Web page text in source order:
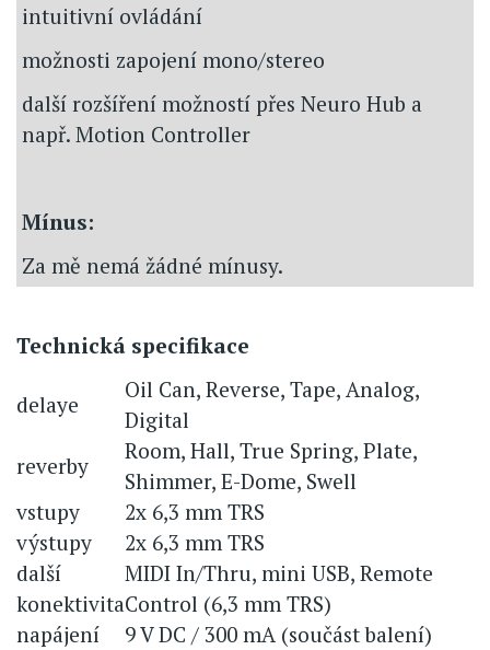
intuitivní ovládání
možnosti zapojení mono/stereo
další rozšíření možností přes Neuro Hub a
např. Motion Controller
Mínus:
Za mě nemá žádné mínusy.
Technická specifikace
delaye
Oil Can, Reverse, Tape, Analog,
Digital
reverby
Room, Hall, True Spring, Plate,
Shimmer, E-Dome, Swell
vstupy
2x 6,3 mm TRS
výstupy
2x 6,3 mm TRS
další
konektivita
MIDI In/Thru, mini USB, Remote
Control (6,3 mm TRS)
napájení
9 V DC / 300 mA (součást balení)